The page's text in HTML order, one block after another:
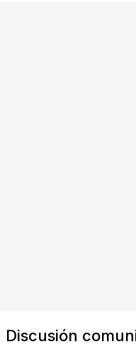
Discusión